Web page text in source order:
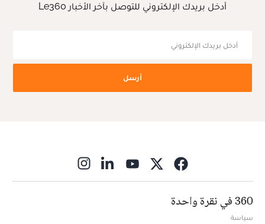
أدخل بريدك الإلكتروني للتوصل بآخر الأخبار Le360
أرسل
360 في نقرة واحدة
سياسة